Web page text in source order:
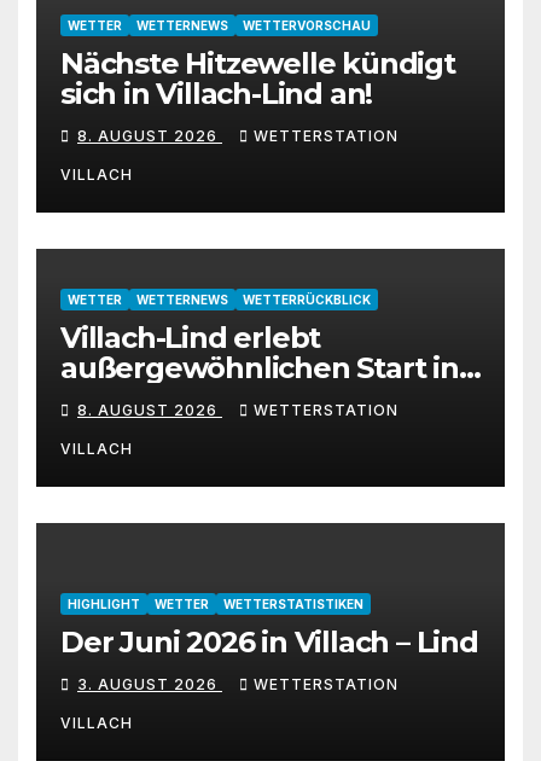
WETTER WETTERNEWS WETTERVORSCHAU
Nächste Hitzewelle kündigt
sich in Villach-Lind an!
8. AUGUST 2026 WETTERSTATION
VILLACH
WETTER WETTERNEWS WETTERRÜCKBLICK
Villach-Lind erlebt
außergewöhnlichen Start in
den August 2026
8. AUGUST 2026 WETTERSTATION
VILLACH
HIGHLIGHT WETTER WETTERSTATISTIKEN
Der Juni 2026 in Villach – Lind
3. AUGUST 2026 WETTERSTATION
VILLACH